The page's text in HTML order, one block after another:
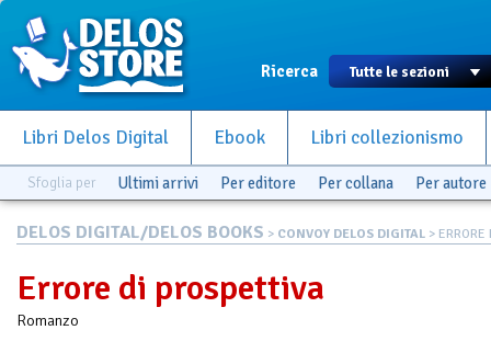
Ricerca
Libri Delos Digital Ebook Libri collezionismo
Sfoglia per Ultimi arrivi Per editore Per collana Per autore
DELOS DIGITAL/DELOS BOOKS > CONVOY DELOS DIGITAL > ERRORE
Errore di prospettiva
Romanzo